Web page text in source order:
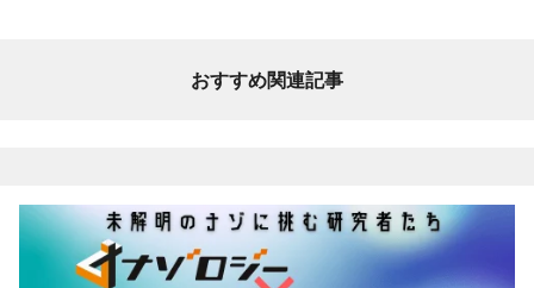
おすすめ関連記事